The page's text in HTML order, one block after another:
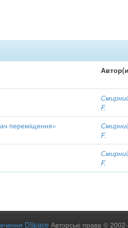
F.
переміщення»
F.
F.
DSpace Авторські права ©